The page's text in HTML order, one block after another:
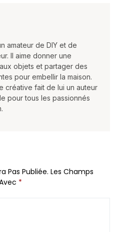
amateur de DIY et de
Il aime donner une
objets et partager des
pour embellir la maison.
créative fait de lui un auteur
pour tous les passionnés
Pas Publiée. Les Champs
*